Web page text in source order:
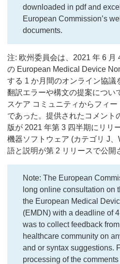
downloaded in pdf and
European Commission’s
documents.
注: 欧州委員会は、2021 年 6 月
の European Medical Device
する 1 か月間のオンライン協議
翻訳エラーや構文の提案につい
スケア コミュニティからフィ
であった。提供されたコメント
版が 2021 年第 3 四半期にリリ
機器ソフトウェア (カテゴリ J
語と説明が第 2 リリースで公開
Note: The European
long online consultation on
the European Medical
(EMDN) with a deadline of
was to collect feedback
healthcare community on
and or syntax suggestions.
processing of the